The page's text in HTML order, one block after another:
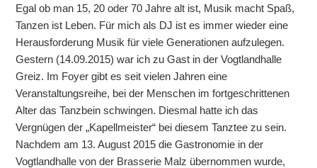
Egal ob man 15, 20 oder 70 Jahre alt ist, Musik macht Spaß,
Tanzen ist Leben. Für mich als DJ ist es immer wieder eine
Herausforderung Musik für viele Generationen aufzulegen.
Gestern (14.09.2015) war ich zu Gast in der Vogtlandhalle
Greiz. Im Foyer gibt es seit vielen Jahren eine
Veranstaltungsreihe, bei der Menschen im fortgeschrittenen
Alter das Tanzbein schwingen. Diesmal hatte ich das
Vergnügen der „Kapellmeister“ bei diesem Tanztee zu sein.
Nachdem am 13. August 2015 die Gastronomie in der
Vogtlandhalle von der Brasserie Malz übernommen wurde,